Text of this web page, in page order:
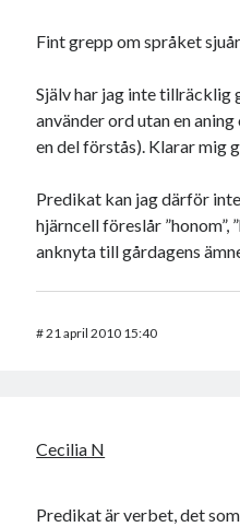
Fint grepp om språket
Själv har jag inte tillräcklig
använder ord utan en
en del förstås). Klarar mig
Predikat kan jag därför
hjärncell föreslår ”honom”,
anknyta till gårdagens
#21 april 2010 15:40
Cecilia N
Predikat är verbet, det